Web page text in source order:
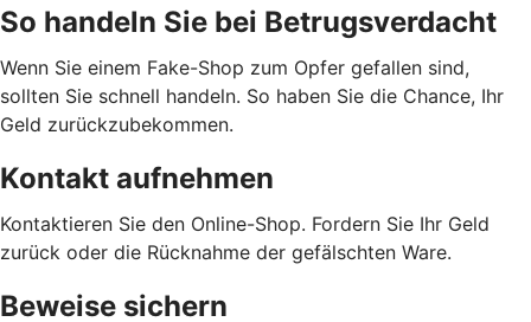
So handeln Sie bei Betrugsverdacht
Wenn Sie einem Fake-Shop zum Opfer gefallen sind,
sollten Sie schnell handeln. So haben Sie die Chance, Ihr
Geld zurückzubekommen.
Kontakt aufnehmen
Kontaktieren Sie den Online-Shop. Fordern Sie Ihr Geld
zurück oder die Rücknahme der gefälschten Ware.
Beweise sichern